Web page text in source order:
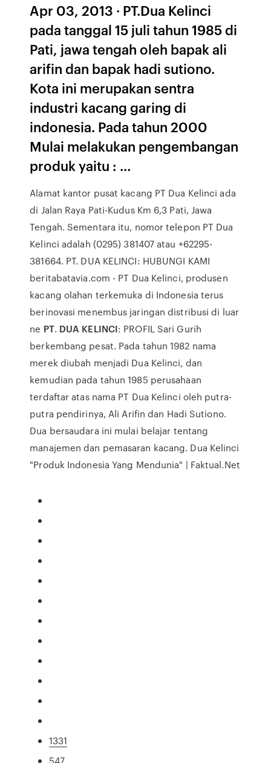
Apr 03, 2013 · PT.Dua Kelinci
pada tanggal 15 juli tahun 1985 di
Pati, jawa tengah oleh bapak ali
arifin dan bapak hadi sutiono.
Kota ini merupakan sentra
industri kacang garing di
indonesia. Pada tahun 2000
Mulai melakukan pengembangan
produk yaitu : …
Alamat kantor pusat kacang PT Dua Kelinci ada
di Jalan Raya Pati-Kudus Km 6,3 Pati, Jawa
Tengah. Sementara itu, nomor telepon PT Dua
Kelinci adalah (0295) 381407 atau +62295-
381664. PT. DUA KELINCI: HUBUNGI KAMI
beritabatavia.com - PT Dua Kelinci, produsen
kacang olahan terkemuka di Indonesia terus
berinovasi menembus jaringan distribusi di luar
ne PT. DUA KELINCI: PROFIL Sari Gurih
berkembang pesat. Pada tahun 1982 nama
merek diubah menjadi Dua Kelinci, dan
kemudian pada tahun 1985 perusahaan
terdaftar atas nama PT Dua Kelinci oleh putra-
putra pendirinya, Ali Arifin dan Hadi Sutiono.
Dua bersaudara ini mulai belajar tentang
manajemen dan pemasaran kacang. Dua Kelinci
"Produk Indonesia Yang Mendunia" | Faktual.Net
1331
547